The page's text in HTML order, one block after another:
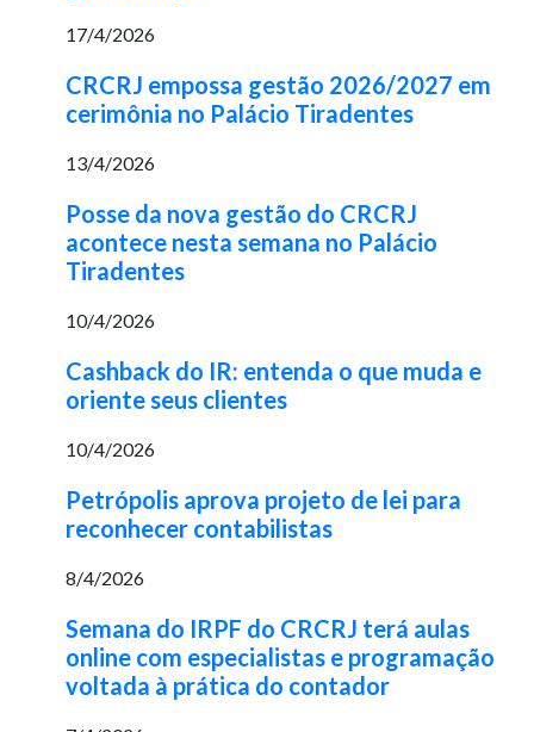
17/4/2026
CRCRJ empossa gestão 2026/2027 em
cerimônia no Palácio Tiradentes
13/4/2026
Posse da nova gestão do CRCRJ
acontece nesta semana no Palácio
Tiradentes
10/4/2026
Cashback do IR: entenda o que muda e
oriente seus clientes
10/4/2026
Petrópolis aprova projeto de lei para
reconhecer contabilistas
8/4/2026
Semana do IRPF do CRCRJ terá aulas
online com especialistas e programação
voltada à prática do contador